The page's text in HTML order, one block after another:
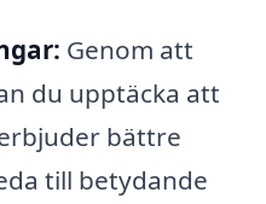
Genom att
du upptäcka att
bättre
till betydande